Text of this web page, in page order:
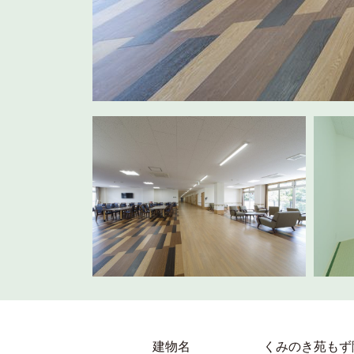
建物名 くみのき苑も